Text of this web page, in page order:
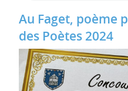
Au Faget, poème
des Poètes 2024